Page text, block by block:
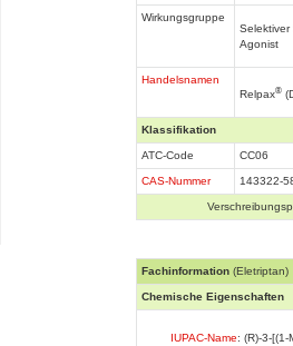
Wirkungsgruppe
Selektiver
Agonist
Handelsnamen
Relpax®
Klassifikation
ATC-Code CC06
CAS-Nummer 143322-
Fachinformation (Eletriptan)
Chemische Eigenschaften
IUPAC-Name: (R)-3-[(1-